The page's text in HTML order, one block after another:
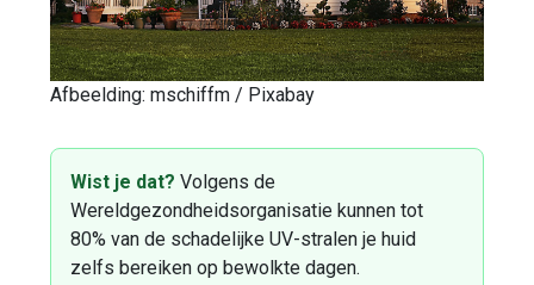
Afbeelding: mschiffm / Pixabay
Wist je dat? Volgens de
Wereldgezondheidsorganisatie kunnen tot
80% van de schadelijke UV-stralen je huid
zelfs bereiken op bewolkte dagen.